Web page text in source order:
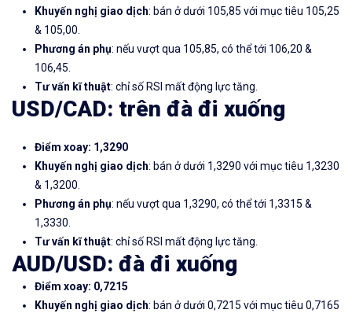
Khuyến nghị giao dịch: bán ở dưới 105,85 với mục tiêu 105,25
& 105,00.
Phương án phụ: nếu vượt qua 105,85, có thể tới 106,20 &
106,45.
Tư vấn kĩ thuật: chỉ số RSI mất động lực tăng.
USD/CAD: trên đà đi xuống
Điểm xoay: 1,3290
Khuyến nghị giao dịch: bán ở dưới 1,3290 với mục tiêu 1,3230
& 1,3200.
Phương án phụ: nếu vượt qua 1,3290, có thể tới 1,3315 &
1,3330.
Tư vấn kĩ thuật: chỉ số RSI mất động lực tăng.
AUD/USD: đà đi xuống
Điểm xoay: 0,7215
Khuyến nghị giao dịch: bán ở dưới 0,7215 với mục tiêu 0,7165